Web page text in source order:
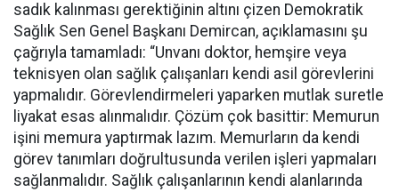
sadık kalınması gerektiğinin altını çizen Demokratik
Sağlık Sen Genel Başkanı Demircan, açıklamasını şu
çağrıyla tamamladı: “Unvanı doktor, hemşire veya
teknisyen olan sağlık çalışanları kendi asil görevlerini
yapmalıdır. Görevlendirmeleri yaparken mutlak suretle
liyakat esas alınmalıdır. Çözüm çok basittir: Memurun
işini memura yaptırmak lazım. Memurların da kendi
görev tanımları doğrultusunda verilen işleri yapmaları
sağlanmalıdır. Sağlık çalışanlarının kendi alanlarında